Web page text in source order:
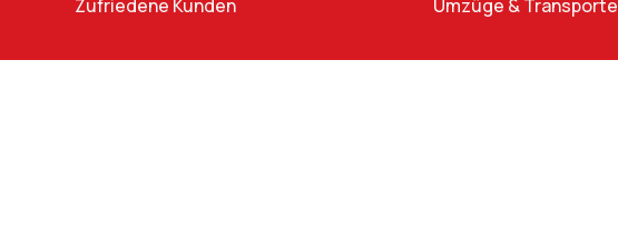
Zufriedene Kunden Umzüge & Transporte